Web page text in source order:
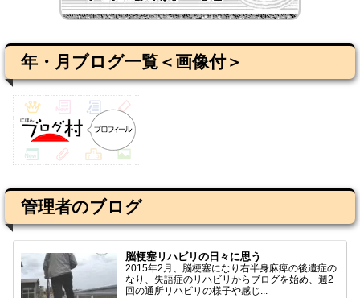
年・月ブログ一覧＜画像付＞
管理者のブログ
脳梗塞リハビリの日々に思う
2015年2月、脳梗塞になり右半身麻痺の後遺症の
なり、失語症のリハビリからブログを始め、週2
回の通所リハビリの様子や感じ...